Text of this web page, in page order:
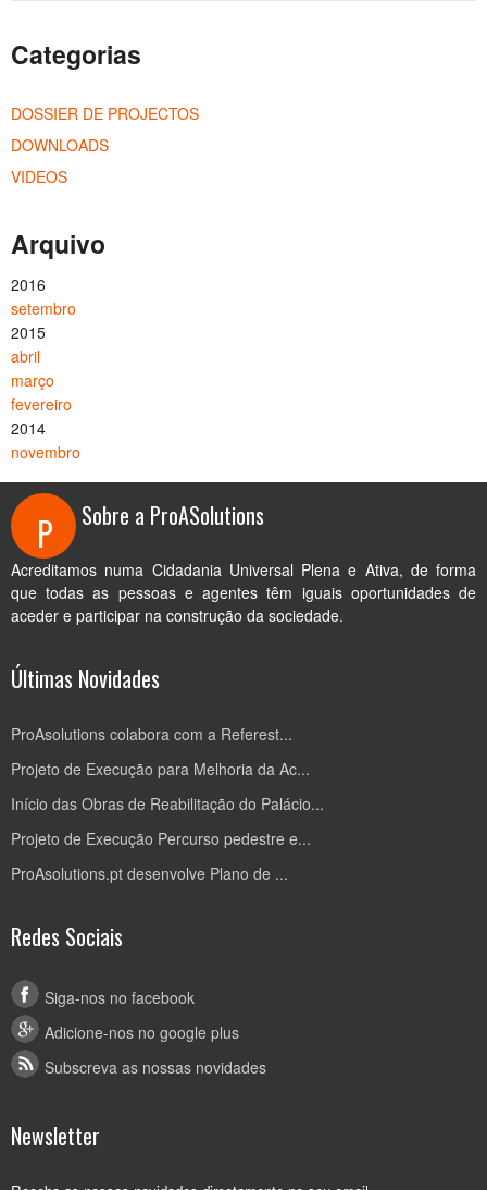
Categorias
DOSSIER DE PROJECTOS
DOWNLOADS
VIDEOS
Arquivo
2016
setembro
2015
abril
março
fevereiro
2014
novembro
P Sobre a ProASolutions
Acreditamos numa Cidadania Universal Plena e Ativa, de forma
que todas as pessoas e agentes têm iguais oportunidades de
aceder e participar na construção da sociedade.
Últimas Novidades
ProAsolutions colabora com a Referest...
Projeto de Execução para Melhoria da Ac...
Início das Obras de Reabilitação do Palácio...
Projeto de Execução Percurso pedestre e...
ProAsolutions.pt desenvolve Plano de ...
Redes Sociais
Siga-nos no facebook
Adicione-nos no google plus
Subscreva as nossas novidades
Newsletter